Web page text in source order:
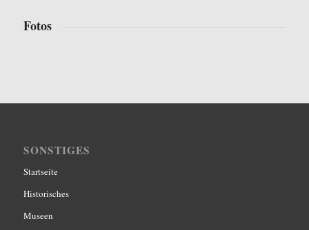
Fotos
SONSTIGES
Startseite
Historisches
Museen